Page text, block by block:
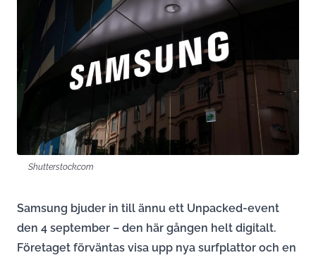
Shutterstock.com
Samsung bjuder in till ännu ett Unpacked-event
den 4 september – den här gången helt digitalt.
Företaget förväntas visa upp nya surfplattor och en